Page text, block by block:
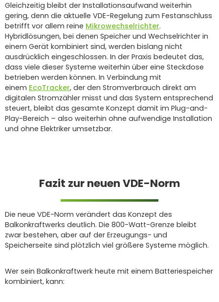
Gleichzeitig bleibt der Installationsaufwand weiterhin
gering, denn die aktuelle VDE-Regelung zum Festanschluss
betrifft vor allem reine Mikrowechselrichter.
Hybridlösungen, bei denen Speicher und Wechselrichter in
einem Gerät kombiniert sind, werden bislang nicht
ausdrücklich eingeschlossen. In der Praxis bedeutet das,
dass viele dieser Systeme weiterhin über eine Steckdose
betrieben werden können. In Verbindung mit
einem EcoTracker, der den Stromverbrauch direkt am
digitalen Stromzähler misst und das System entsprechend
steuert, bleibt das gesamte Konzept damit im Plug-and-
Play-Bereich – also weiterhin ohne aufwendige Installation
und ohne Elektriker umsetzbar.
Fazit zur neuen VDE-Norm
Die neue VDE-Norm verändert das Konzept des
Balkonkraftwerks deutlich. Die 800-Watt-Grenze bleibt
zwar bestehen, aber auf der Erzeugungs- und
Speicherseite sind plötzlich viel größere Systeme möglich.
Wer sein Balkonkraftwerk heute mit einem Batteriespeicher
kombiniert, kann: